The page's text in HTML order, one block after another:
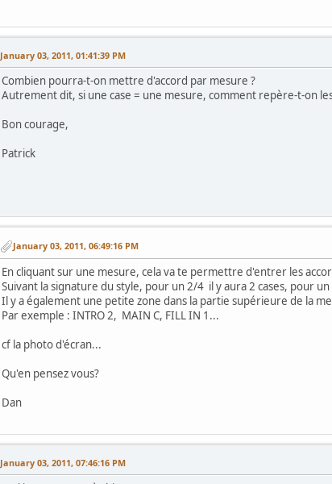
January 03, 2011, 01:41:39 PM
Combien pourra-t-on mettre d'accord par mesure ?
Autrement dit, si une case = une mesure, comment repère-t-on
Bon courage,
Patrick
January 03, 2011, 06:49:16 PM
En cliquant sur une mesure, cela va te permettre d'entrer les
Suivant la signature du style, pour un 2/4 il y aura 2 cases, pour
Il y a également une petite zone dans la partie supérieure de la
Par exemple : INTRO 2, MAIN C, FILL IN 1...
cf la photo d'écran...
Qu'en pensez vous?
Dan
January 03, 2011, 07:46:16 PM